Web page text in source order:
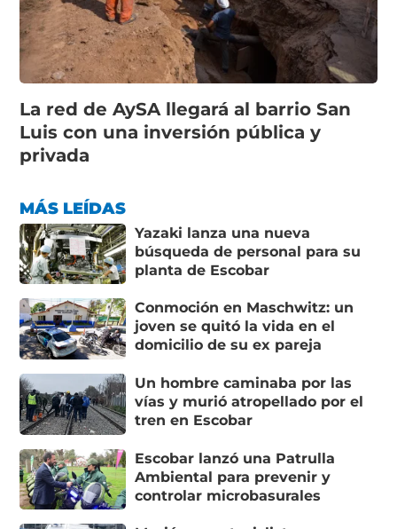
La red de AySA llegará al barrio San
Luis con una inversión pública y
privada
MÁS LEÍDAS
Yazaki lanza una nueva
búsqueda de personal para su
planta de Escobar
Conmoción en Maschwitz: un
joven se quitó la vida en el
domicilio de su ex pareja
Un hombre caminaba por las
vías y murió atropellado por el
tren en Escobar
Escobar lanzó una Patrulla
Ambiental para prevenir y
controlar microbasurales